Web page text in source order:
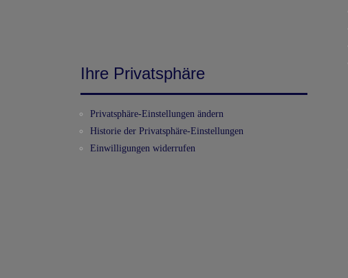
Ihre Privatsphäre
Privatsphäre-Einstellungen ändern
Historie der Privatsphäre-Einstellungen
Einwilligungen widerrufen